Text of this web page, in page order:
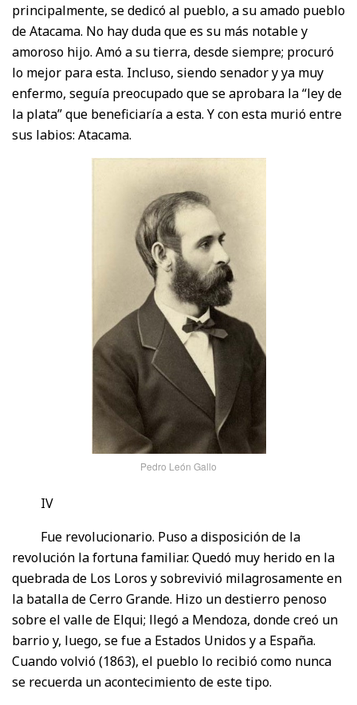
principalmente, se dedicó al pueblo, a su amado pueblo
de Atacama. No hay duda que es su más notable y
amoroso hijo. Amó a su tierra, desde siempre; procuró
lo mejor para esta. Incluso, siendo senador y ya muy
enfermo, seguía preocupado que se aprobara la “ley de
la plata” que beneficiaría a esta. Y con esta murió entre
sus labios: Atacama.
Pedro León Gallo
IV
Fue revolucionario. Puso a disposición de la
revolución la fortuna familiar. Quedó muy herido en la
quebrada de Los Loros y sobrevivió milagrosamente en
la batalla de Cerro Grande. Hizo un destierro penoso
sobre el valle de Elqui; llegó a Mendoza, donde creó un
barrio y, luego, se fue a Estados Unidos y a España.
Cuando volvió (1863), el pueblo lo recibió como nunca
se recuerda un acontecimiento de este tipo.